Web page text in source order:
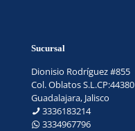
Sucursal
Dionisio Rodríguez #855
Col. Oblatos S.L.CP:44380
Guadalajara, Jalisco
3336183214
3334967796